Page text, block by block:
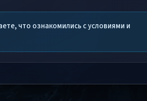
что ознакомились с условиями и